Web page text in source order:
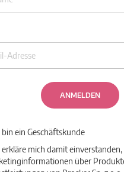
ANMELDEN
bin ein Geschäftskunde
erkläre mich damit einverstanden,
über